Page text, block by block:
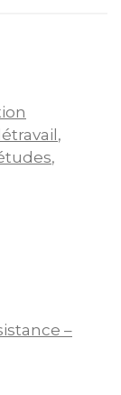
,
,
–